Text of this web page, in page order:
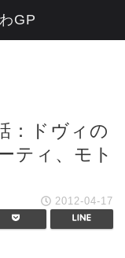
：ドヴィの
ティ、モト
2012-04-17
GP